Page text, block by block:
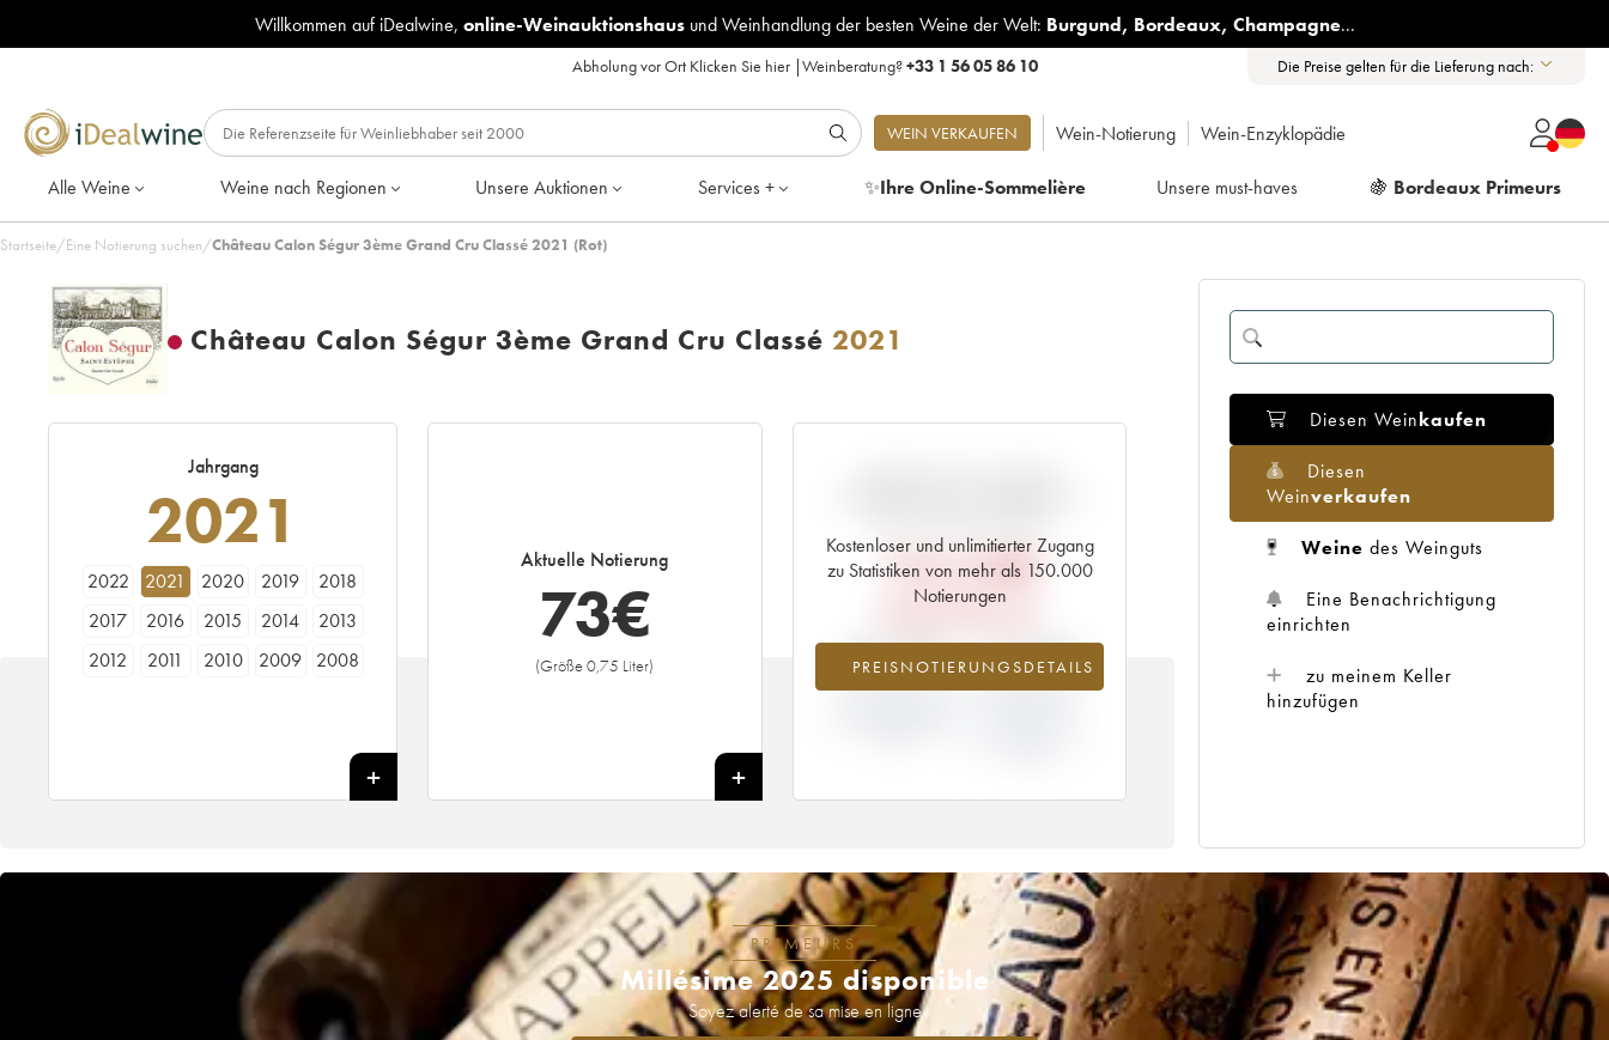
Willkommen auf iDealwine, online-Weinauktionshausund Weinhandlung der besten Weine der Welt: Burgund, Bordeaux, Champagne...
Abholung vor Ort Klicken Sie hier|Weinberatung?+33 1 56 05 86 10 Die Preise gelten für die Lieferung nach:
WEIN VERKAUFEN Wein-Notierung Wein-Enzyklopädie
Alle Weine Weine nach Regionen Unsere Auktionen Services + ✨Ihre Online-Sommelière Unsere must-haves 🍇 Bordeaux Primeurs
Startseite/Eine Notierung suchen/Château Calon Ségur 3ème Grand Cru Classé 2021 (Rot)
Château Calon Ségur 3ème Grand Cru Classé 2021
Jahrgang
2021
2022 2021 2020 2019
2018
2017
2016 2015 2014
2013
2012
2011 2010 2009
2008
1978
1974
1969
1967
1961
Aktuelle Notierung
73€
(Größe 0,75 Liter)
+
Kostenloser und unlimitierter Zugang
zu Statistiken von mehr als 150.000
Notierungen
PREISNOTIERUNGSDETAILS
114,24€
PRIMEUR-PREIS 2021
-36.39%
ABWEICHUNG DER
+4.62%
ABWEICHUNG
Diesen Weinkaufen
Diesen
Weinverkaufen
Weine des Weinguts
Eine Benachrichtigung
einrichten
zu meinem Keller
hinzufügen
PRIMEURS
Millésime 2025 disponible
Soyez alerté de sa mise en ligne